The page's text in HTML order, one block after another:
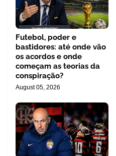
Futebol, poder e
bastidores: até onde vão
os acordos e onde
começam as teorias da
conspiração?
August 05, 2026